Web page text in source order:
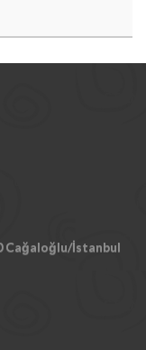
Cağaloğlu/İstanbul